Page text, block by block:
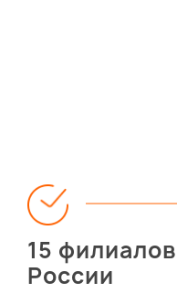
15
России